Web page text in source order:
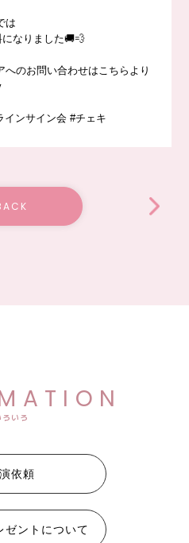
は
なりました🚚💨
のお問い合わせはこちらより
インサイン会 #チェキ
ろいろ
依頼
ゼントについて